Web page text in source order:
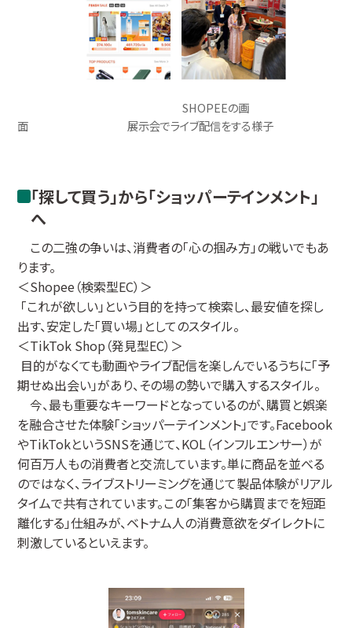
SHOPEEの画
面 展示会でライブ配信をする様子
「探して買う」から「ショッパーテインメント」
へ
この二強の争いは、消費者の「心の掴み方」の戦いでもあ
ります。
＜Shopee（検索型EC）＞
「これが欲しい」という目的を持って検索し、最安値を探し
出す、安定した「買い場」としてのスタイル。
＜TikTok Shop（発見型EC）＞
目的がなくても動画やライブ配信を楽しんでいるうちに「予
期せぬ出会い」があり、その場の勢いで購入するスタイル。
今、最も重要なキーワードとなっているのが、購買と娯楽
を融合させた体験「ショッパーテインメント」です。Facebook
やTikTokというSNSを通じて、KOL（インフルエンサー）が
何百万人もの消費者と交流しています。単に商品を並べる
のではなく、ライブストリーミングを通じて製品体験がリアル
タイムで共有されています。この「集客から購買までを短距
離化する」仕組みが、ベトナム人の消費意欲をダイレクトに
刺激しているといえます。